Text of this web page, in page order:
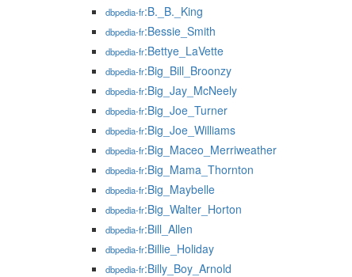
dbpedia-fr:B._B._King
dbpedia-fr:Bessie_Smith
dbpedia-fr:Bettye_LaVette
dbpedia-fr:Big_Bill_Broonzy
dbpedia-fr:Big_Jay_McNeely
dbpedia-fr:Big_Joe_Turner
dbpedia-fr:Big_Joe_Williams
dbpedia-fr:Big_Maceo_Merriweather
dbpedia-fr:Big_Mama_Thornton
dbpedia-fr:Big_Maybelle
dbpedia-fr:Big_Walter_Horton
dbpedia-fr:Bill_Allen
dbpedia-fr:Billie_Holiday
dbpedia-fr:Billy_Boy_Arnold